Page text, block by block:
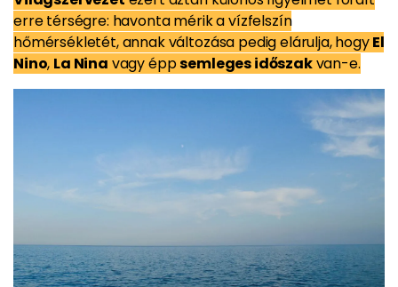
erre térségre: havonta mérik a vízfelszín
hőmérsékletét, annak változása pedig elárulja, hogyEl
Nino, La Nina vagy éppsemleges időszakvan-e.